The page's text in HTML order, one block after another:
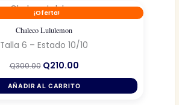
¡Oferta!
Chaleco Lululemon
Talla 6 – Estado 10/10
Q300.00 El
original
era:
Q210.00El
actual
es:
AÑADIR AL CARRITO